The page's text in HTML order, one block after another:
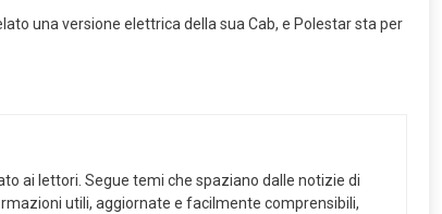
una versione elettrica della sua Cab, e Polestar sta per
ai lettori. Segue temi che spaziano dalle notizie di
utili, aggiornate e facilmente comprensibili,